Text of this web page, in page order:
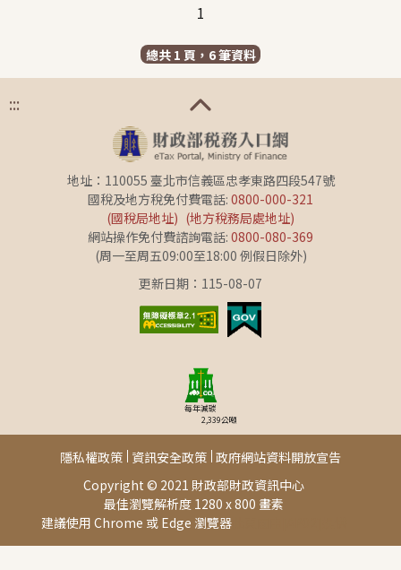
1
總共 1 頁，6 筆資料
:::
地址：110055 臺北市信義區忠孝東路四段547號
國稅及地方稅免付費電話: 0800-000-321
(國稅局地址) (地方稅務局處地址)
網站操作免付費諮詢電話: 0800-080-369
(周一至周五09:00至18:00 例假日除外)
更新日期：115-08-07
每年減碳
2,339公噸
Copyright © 2021 財政部財政資訊中心
最佳瀏覽解析度 1280 x 800 畫素
建議使用 Chrome 或 Edge 瀏覽器此頁面由[AP02]提供
隱私權政策 資訊安全政策 政府網站資料開放宣告